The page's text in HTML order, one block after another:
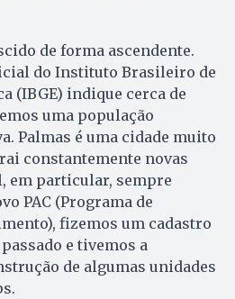
de forma ascendente.
do Instituto Brasileiro de
(IBGE) indique cerca de
uma população
Palmas é uma cidade muito
constantemente novas
em particular, sempre
PAC (Programa de
fizemos um cadastro
e tivemos a
de algumas unidades